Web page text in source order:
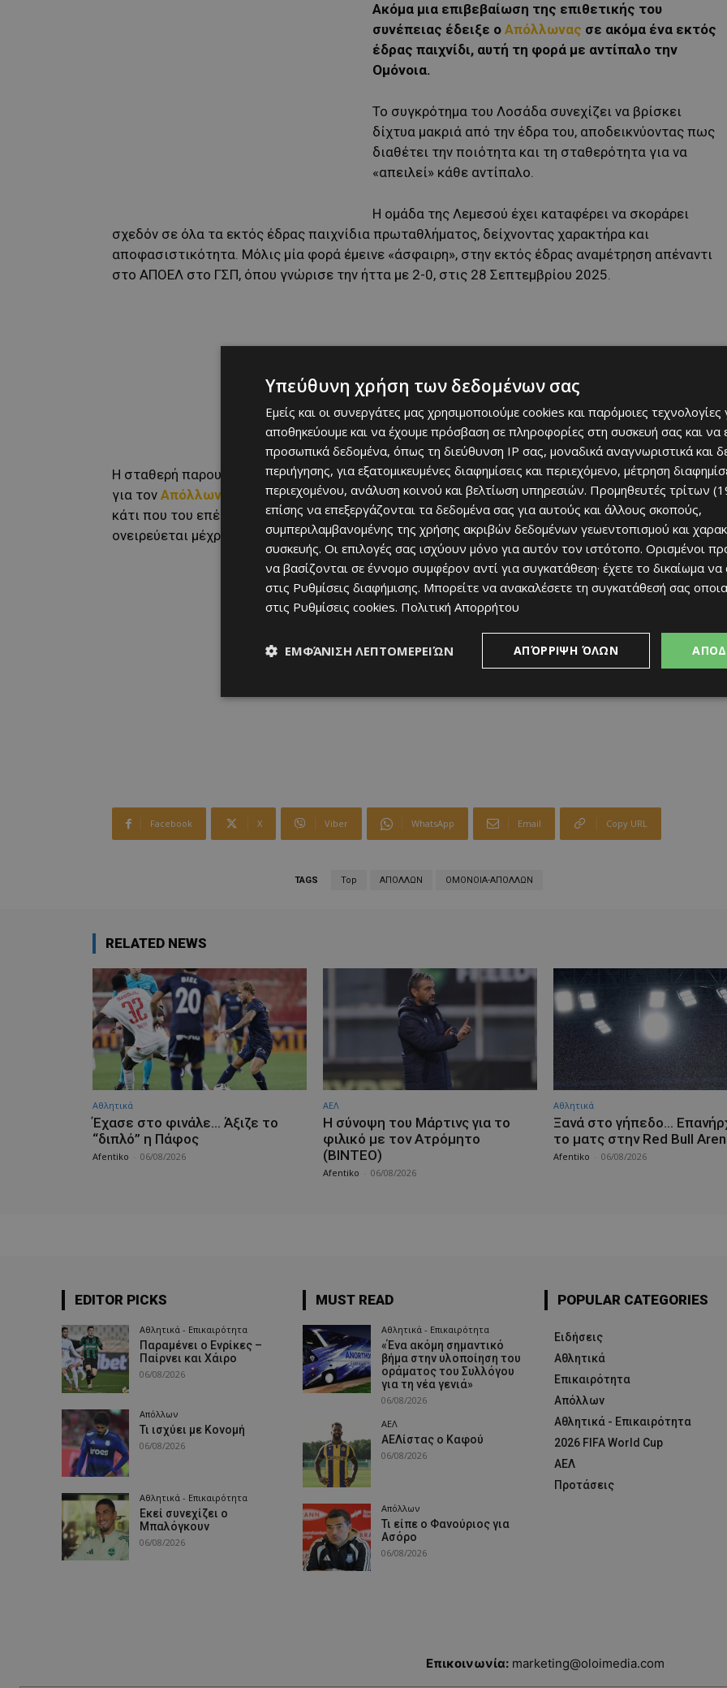
Ακόμα μια επιβεβαίωση της επιθετικής του
συνέπειας έδειξε ο Απόλλωνας σε ακόμα ένα εκτός
έδρας παιχνίδι, αυτή τη φορά με αντίπαλο την
Ομόνοια.
Το συγκρότημα του Λοσάδα συνεχίζει να βρίσκει
δίχτυα μακριά από την έδρα του, αποδεικνύοντας πως
διαθέτει την ποιότητα και τη σταθερότητα για να
«απειλεί» κάθε αντίπαλο.
Η ομάδα της Λεμεσού έχει καταφέρει να σκοράρει
σχεδόν σε όλα τα εκτός έδρας παιχνίδια πρωταθλήματος, δείχνοντας χαρακτήρα και
αποφασιστικότητα. Μόλις μία φορά έμεινε «άσφαιρη», στην εκτός έδρας αναμέτρηση απέναντι
στο ΑΠΟΕΛ στο ΓΣΠ, όπου γνώρισε την ήττα με 2-0, στις 28 Σεπτεμβρίου 2025.
Η σταθερή παρουσία στο σκοράρισμα στους εκτός έδρας αγώνες αποτελεί σημαντικό «όπλο»
για τον Απόλλωνα
και στοιχείο που ενισχύει τη δυναμική του στη μάχη του πρωταθλήματος,
κάτι που του επέτρεψε να κάνει αυτό το νικηφόρο σερί, να ανέβει βαθμολογικά και να
ονειρεύεται μέχρι και την κατάκτηση του τίτλου.
Facebook X Viber WhatsApp Email Copy URL
TAGS Top ΑΠΟΛΛΩΝ ΟΜΟΝΟΙΑ-ΑΠΟΛΛΩΝ
RELATED NEWS
Αθλητικά
Έχασε στο φινάλε… Άξιζε το
“διπλό” η Πάφος
Afentiko 06/08/2026
ΑΕΛ
H σύνοψη του Μάρτινς για το
φιλικό με τον Ατρόμητο
(ΒΙΝΤΕΟ)
Afentiko 06/08/2026
Αθλητικά
Ξανά στο γήπεδο…
το ματς στην Red Bull
Afentiko 06/08/2026
EDITOR PICKS
Αθλητικά - Επικαιρότητα
Παραμένει ο Ενρίκες –
Παίρνει και Χάιρο
06/08/2026
Απόλλων
Τι ισχύει με Κονομή
06/08/2026
Αθλητικά - Επικαιρότητα
Εκεί συνεχίζει ο
Μπαλόγκουν
06/08/2026
MUST READ
Αθλητικά - Επικαιρότητα
«Ένα ακόμη σημαντικό
βήμα στην υλοποίηση του
οράματος του Συλλόγου
για τη νέα γενιά»
06/08/2026
ΑΕΛ
ΑΕΛίστας ο Καφού
06/08/2026
Απόλλων
Τι είπε ο Φανούριος για
Ασόρο
06/08/2026
POPULAR CATEGORIES
Ειδήσεις
Αθλητικά
Επικαιρότητα
Απόλλων
Αθλητικά - Επικαιρότητα
2026 FIFA World Cup
ΑΕΛ
Προτάσεις
Επικοινωνία: marketing@oloimedia.com
Υπεύθυνη χρήση των δεδομένων σας
Εμείς και οι συνεργάτες μας χρησιμοποιούμε cookies και παρόμοιες τεχνολογίες
αποθηκεύουμε και να έχουμε πρόσβαση σε πληροφορίες στη συσκευή σας και να
προσωπικά δεδομένα, όπως τη διεύθυνση IP σας, μοναδικά αναγνωριστικά και
περιήγησης, για εξατομικευμένες διαφημίσεις και περιεχόμενο, μέτρηση
περιεχομένου, ανάλυση κοινού και βελτίωση υπηρεσιών. Προμηθευτές τρίτων
επίσης να επεξεργάζονται τα δεδομένα σας για αυτούς και άλλους σκοπούς,
συμπεριλαμβανομένης της χρήσης ακριβών δεδομένων γεωεντοπισμού και
συσκευής. Οι επιλογές σας ισχύουν μόνο για αυτόν τον ιστότοπο. Ορισμένοι
να βασίζονται σε έννομο συμφέρον αντί για συγκατάθεση· έχετε το δικαίωμα να
στις Ρυθμίσεις διαφήμισης. Μπορείτε να ανακαλέσετε τη συγκατάθεσή σας
στις Ρυθμίσεις cookies. Πολιτική Απορρήτου
ΑΠΌΡΡΙΨΗ ΌΛΩΝ
ΕΜΦΆΝΙΣΗ ΛΕΠΤΟΜΕΡΕΙΏΝ